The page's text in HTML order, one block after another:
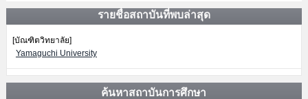
รายชื่อสถาบันที่พบล่าสุด
[บัณฑิตวิทยาลัย]
Yamaguchi University
ค้นหาสถาบันการศึกษา